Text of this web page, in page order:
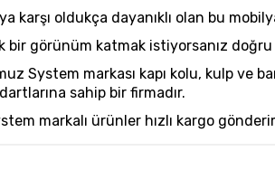
karşı oldukça dayanıklı olan bu
bir görünüm katmak istiyorsanız
System markası kapı kolu, kulp
sahip bir firmadır.
markalı ürünler hızlı kargo